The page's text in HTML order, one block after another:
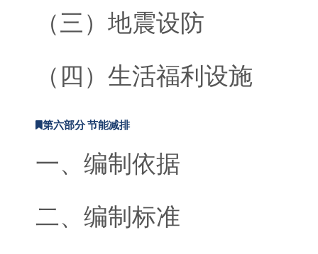
（三）地震设防
（四）生活福利设施
第六部分 节能减排
一、编制依据
二、编制标准